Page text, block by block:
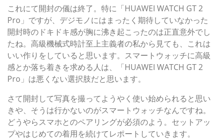
これにて開封の儀は終了。特に「HUAWEI WATCH GT 2
Pro」ですが、デジモノにはまったく期待していなかった
開封時のドキドキ感が胸に沸き起こったのは正直意外でし
たね。高級機械式時計至上主義者の私から見ても、これは
いい作りをしていると思います。スマートウォッチに高級
感とか落ち着きを求める人は、「HUAWEI WATCH GT 2
Pro」は悪くない選択肢だと思います。
さて開封して写真を撮ってようやく使い始められると思い
きや、そうは行かないのがスマートウォッチなんですね。
どうやらスマホとのペアリングが必須のよう。セットアッ
プやはじめての着用を続けてレポートしていきます。